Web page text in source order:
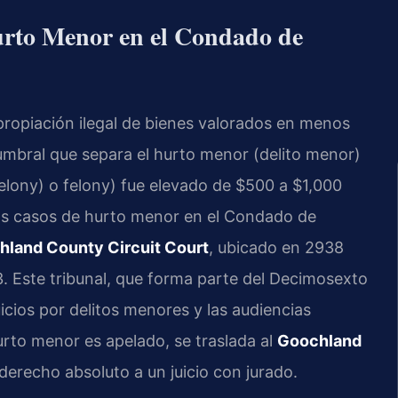
Menor en el Condado de
ilegal de bienes valorados en menos
que separa el hurto menor (delito menor)
o felony) fue elevado de $500 a $1,000
casos de hurto menor en el Condado de
County Circuit Court, ubicado en 2938
Este tribunal, que forma parte del Decimosexto
por delitos menores y las audiencias
menor es apelado, se traslada al Goochland
absoluto a un juicio con jurado.